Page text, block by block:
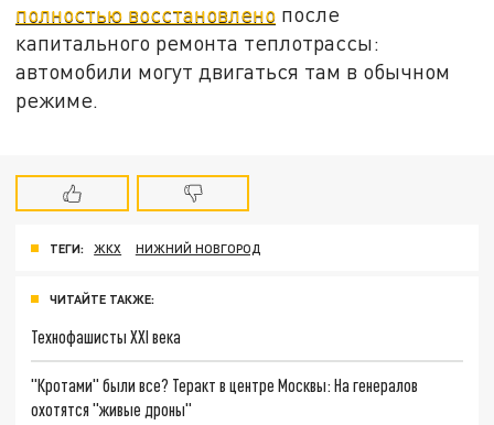
полностью восстановлено после
капитального ремонта теплотрассы:
автомобили могут двигаться там в обычном
режиме.
ТЕГИ: ЖКХ НИЖНИЙ НОВГОРОД
ЧИТАЙТЕ ТАКЖЕ:
Технофашисты XXI века
"Кротами" были все? Теракт в центре Москвы: На генералов
охотятся "живые дроны"